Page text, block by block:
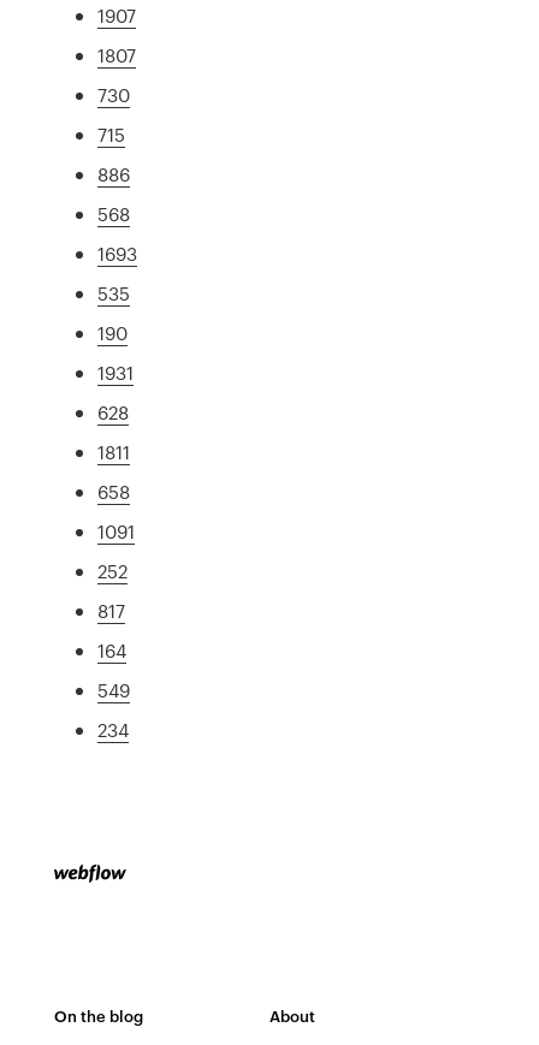
1907
1807
730
715
886
568
1693
535
190
1931
628
1811
658
1091
252
817
164
549
234
On the blog About